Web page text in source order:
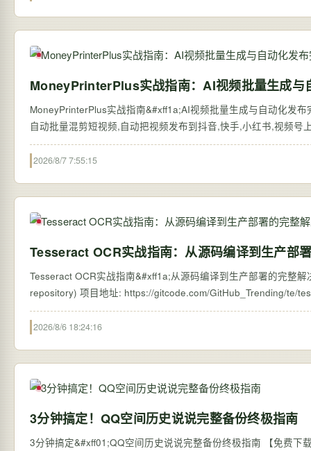
MoneyPrinterPlus实战指南：AI视频批量生成与
MoneyPrinterPlus实战指南&#xff1a;AI视频批量生成与自动化发
自动批量混剪短视频,自动把视频发布到抖音,快手,小红书,视频
2026/8/7 7:55:15
Tesseract OCR实战指南：从源码编译到生产部
Tesseract OCR实战指南&#xff1a;从源码编译到生产部署的完整
2026/8/6 18:24:16
3分钟搞定！QQ空间历史说说完整备份终极指南
3分钟搞定&#xff01;QQ空间历史说说完整备份终极指南 【免费下载链